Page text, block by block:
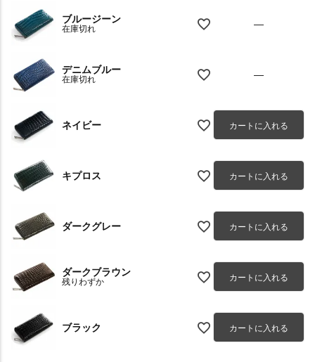
ブルージーン
在庫切れ —
デニムブルー
在庫切れ —
ネイビー カートに入れる
キプロス カートに入れる
ダークグレー カートに入れる
ダークブラウン
残りわずか カートに入れる
ブラック カートに入れる